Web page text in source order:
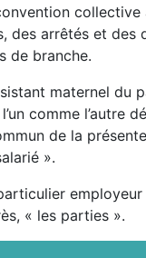
collective
des arrêtés et des
de branche.
maternel du
comme l’autre
de la
».
« les parties ».